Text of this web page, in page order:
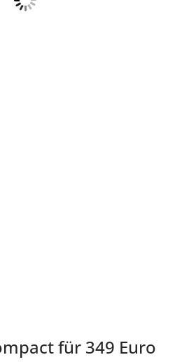
für 349 Euro